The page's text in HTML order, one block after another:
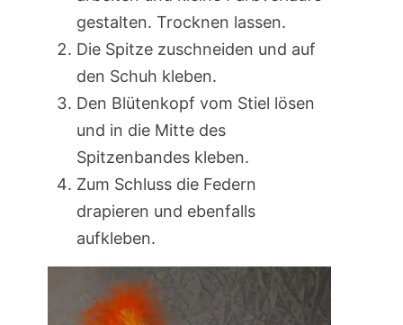
gestalten. Trocknen lassen.
Die Spitze zuschneiden und auf
den Schuh kleben.
Den Blütenkopf vom Stiel lösen
und in die Mitte des
Spitzenbandes kleben.
Zum Schluss die Federn
drapieren und ebenfalls
aufkleben.